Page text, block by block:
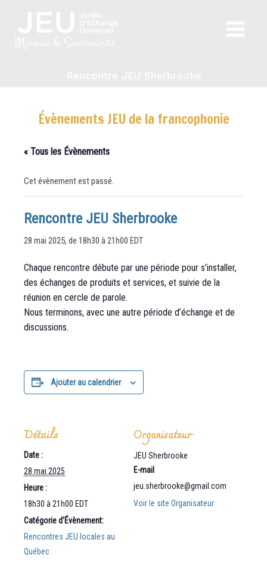
Évènements JEU de la francophonie
« Tous les Évènements
Cet évènement est passé.
Rencontre JEU Sherbrooke
28 mai 2025, de 18h30 à21h00 EDT
Chaque rencontre débute par une période pour s’installer,
des échanges de produits et services, et suivie de la
réunion en cercle de parole.
Nous terminons, avec une autre période d’échange et de
discussions.
Ajouter au calendrier
Détails
Date :
28 mai 2025
Heure :
18h30 à 21h00 EDT
Catégorie d’Évènement:
Rencontres JEU locales au
Québec
Organisateur
JEU Sherbrooke
E-mail
jeu.sherbrooke@gmail.com
Voir le site Organisateur